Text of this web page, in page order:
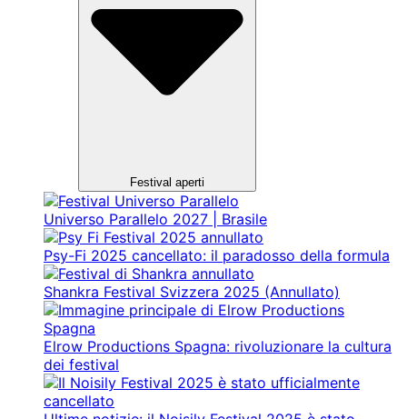
Festival aperti
Universo Parallelo 2027 | Brasile
Psy-Fi 2025 cancellato: il paradosso della formula
Shankra Festival Svizzera 2025 (Annullato)
Elrow Productions Spagna: rivoluzionare la cultura
dei festival